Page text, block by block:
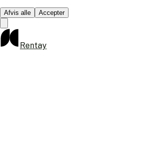
Afvis alle Accepter
Rentay